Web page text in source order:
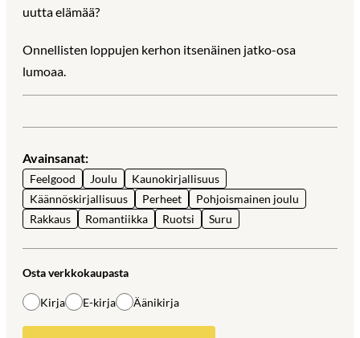
uutta elämää?
Onnellisten loppujen kerhon itsenäinen jatko-osa
lumoaa.
Avainsanat:
Feelgood Joulu
Kaunokirjallisuus
Käännöskirjallisuus
Perheet
Pohjoismainen joulu
Rakkaus
Romantiikka Ruotsi Suru
Osta verkkokaupasta
Kirja E-kirja Äänikirja